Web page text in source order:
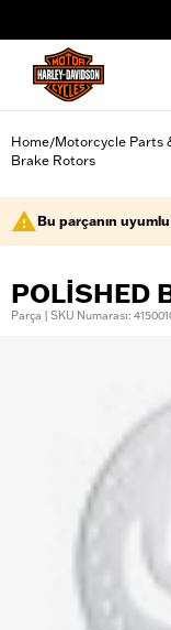
Home/Motorcycle Parts
Brake Rotors
Bu parçanın uyumlu
POLISHED
Parça | SKU Numarası: